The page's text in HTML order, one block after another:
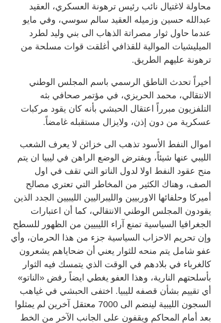
محاولة لاغتيال نائب رئيس ترهونة العسكري، العقيد
عبدالله حسين وزميله العقيد سالم سوسي، وفي مايو
عندما حاول ثوار مصراتة الذهاب الى بني وليد لطرد
الميليشيات الموالية للقذافي أغلقت قوات مسلحة من
ترهونة عليهم الطريق.
أخيراً تحدث الناطق الرسمي باسم المجلس الوطني
الانتقالي، محمد الحريزي، في مؤتمر صحافي بثه
التلفزيون مبرراً اعتقال الحبشي بأنه كان يقود مركبات
عسكرية من دون إذن، ولايزال مستقبله غامضاً.
اموال النفط الأسود تذهب الى خزائن لا يعرف الشعب
الليبي عنها شيئاً، ويفترض الوضع الراهن في ليبيا ان يتم
منح عقود النفط اولا لدول الناتو التي تقف في اول
الصف، وهناك الكثير من المخاطر التي تعتري مصالح
أميركا وحلفائها الاوربيين والليبراليين الليبيين الجدد الذين
يقودون المجلس الوطني الانتقالي، كما أن اعتبارات
الجغرافيا السياسية تمنع آراء الليبيين من الظهور للسطح
وإن تحريم الاحزاب السياسية جزء من هذا الحرمان، وأي
عفو شامل يتم منحه للثوار يعني أن ضحاياهم يشعرون
كالغرباء في بلادهم في الوقت الذي يتمسك فيه الثوار
بأسلحتهم النارية، وهذا العفو يغطي ايضاً رفض «الناتو»
أي تقييم بشأن قصفه لليبيا. اختفى الحبشي في غياهب
السجون الليبية لينضم الى 7000 معتقل آخرين لم يمثلوا
بعد أمام المحاكم ويقفون على الجانب الآخر من الخط